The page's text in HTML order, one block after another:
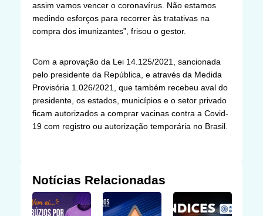
assim vamos vencer o coronavírus. Não estamos
medindo esforços para recorrer às tratativas na
compra dos imunizantes”, frisou o gestor.
Com a aprovação da Lei 14.125/2021, sancionada
pelo presidente da República, e através da Medida
Provisória 1.026/2021, que também recebeu aval do
presidente, os estados, municípios e o setor privado
ficam autorizados a comprar vacinas contra a Covid-
19 com registro ou autorização temporária no Brasil.
Notícias Relacionadas